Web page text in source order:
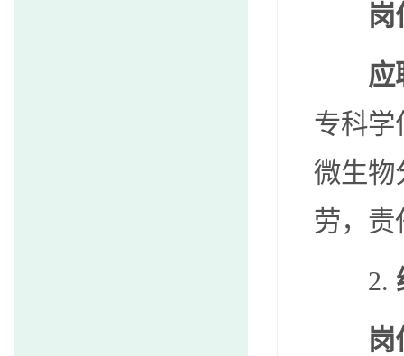
岗
应
专科学
微生物
劳，责
2.
岗